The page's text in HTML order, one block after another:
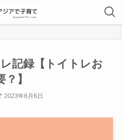
記録【トイトレお
】
2023年6月6日